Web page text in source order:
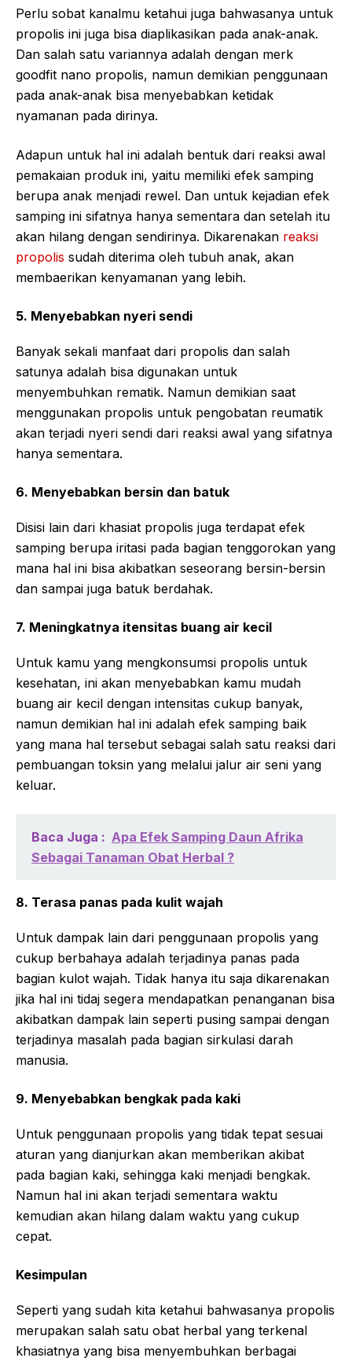
Perlu sobat kanalmu ketahui juga bahwasanya untuk
propolis ini juga bisa diaplikasikan pada anak-anak.
Dan salah satu variannya adalah dengan merk
goodfit nano propolis, namun demikian penggunaan
pada anak-anak bisa menyebabkan ketidak
nyamanan pada dirinya.
Adapun untuk hal ini adalah bentuk dari reaksi awal
pemakaian produk ini, yaitu memiliki efek samping
berupa anak menjadi rewel. Dan untuk kejadian efek
samping ini sifatnya hanya sementara dan setelah itu
akan hilang dengan sendirinya. Dikarenakan reaksi
propolis sudah diterima oleh tubuh anak, akan
membaerikan kenyamanan yang lebih.
5. Menyebabkan nyeri sendi
Banyak sekali manfaat dari propolis dan salah
satunya adalah bisa digunakan untuk
menyembuhkan rematik. Namun demikian saat
menggunakan propolis untuk pengobatan reumatik
akan terjadi nyeri sendi dari reaksi awal yang sifatnya
hanya sementara.
6. Menyebabkan bersin dan batuk
Disisi lain dari khasiat propolis juga terdapat efek
samping berupa iritasi pada bagian tenggorokan yang
mana hal ini bisa akibatkan seseorang bersin-bersin
dan sampai juga batuk berdahak.
7. Meningkatnya itensitas buang air kecil
Untuk kamu yang mengkonsumsi propolis untuk
kesehatan, ini akan menyebabkan kamu mudah
buang air kecil dengan intensitas cukup banyak,
namun demikian hal ini adalah efek samping baik
yang mana hal tersebut sebagai salah satu reaksi dari
pembuangan toksin yang melalui jalur air seni yang
keluar.
Baca Juga : Apa Efek Samping Daun Afrika
Sebagai Tanaman Obat Herbal ?
8. Terasa panas pada kulit wajah
Untuk dampak lain dari penggunaan propolis yang
cukup berbahaya adalah terjadinya panas pada
bagian kulot wajah. Tidak hanya itu saja dikarenakan
jika hal ini tidaj segera mendapatkan penanganan bisa
akibatkan dampak lain seperti pusing sampai dengan
terjadinya masalah pada bagian sirkulasi darah
manusia.
9. Menyebabkan bengkak pada kaki
Untuk penggunaan propolis yang tidak tepat sesuai
aturan yang dianjurkan akan memberikan akibat
pada bagian kaki, sehingga kaki menjadi bengkak.
Namun hal ini akan terjadi sementara waktu
kemudian akan hilang dalam waktu yang cukup
cepat.
Kesimpulan
Seperti yang sudah kita ketahui bahwasanya propolis
merupakan salah satu obat herbal yang terkenal
khasiatnya yang bisa menyembuhkan berbagai